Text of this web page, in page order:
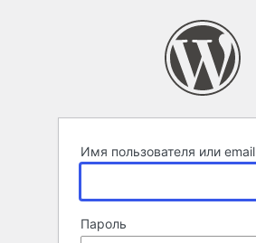
Имя пользователя или email
Пароль